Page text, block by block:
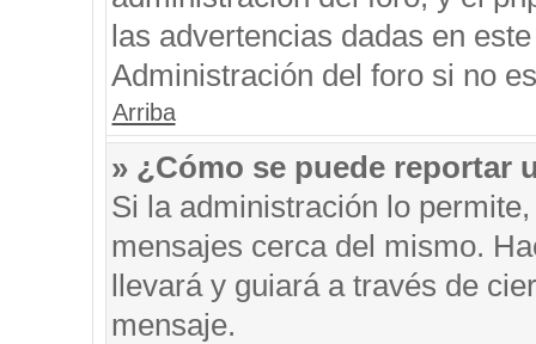
las advertencias dadas en
Administración del foro si no
Arriba
» ¿Cómo se puede reportar
Si la administración lo
mensajes cerca del mismo.
llevará y guiará a través de
mensaje.